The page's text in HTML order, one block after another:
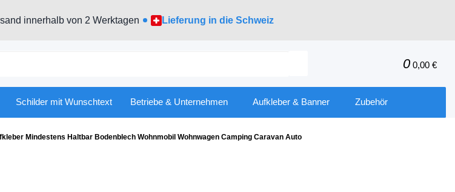
innerhalb von 2 Werktagen Lieferung in die Schweiz
0 0,00 €
Schilder mit Wunschtext Betriebe & Unternehmen Aufkleber & Banner Zubehör
Mindestens Haltbar Bodenblech Wohnmobil Wohnwagen Camping Caravan Auto